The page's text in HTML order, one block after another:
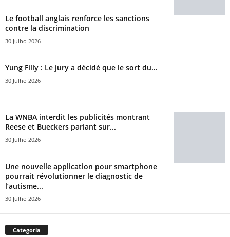
Le football anglais renforce les sanctions
contre la discrimination
30 Julho 2026
Yung Filly : Le jury a décidé que le sort du...
30 Julho 2026
La WNBA interdit les publicités montrant
Reese et Bueckers pariant sur...
30 Julho 2026
Une nouvelle application pour smartphone
pourrait révolutionner le diagnostic de
l’autisme...
30 Julho 2026
Categoria